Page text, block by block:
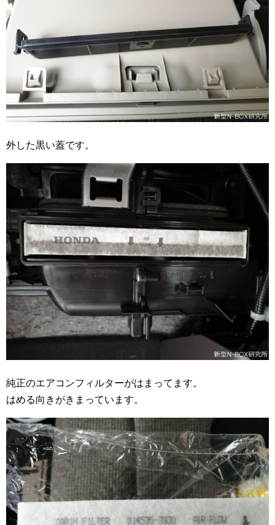
外した黒い蓋です。
純正のエアコンフィルターがはまってます。
はめる向きがきまっています。